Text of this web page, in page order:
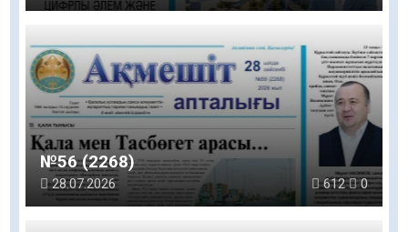
№56 (2268)
28.07.2026 612 0